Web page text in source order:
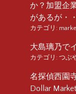
か？加盟企
があるが・
カテゴリ:
大島璃乃で
カテゴリ: つぶ
名探偵西園
Dollar